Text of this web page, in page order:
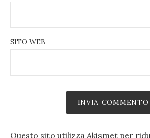
SITO WEB
Questo sito utilizza Akismet per